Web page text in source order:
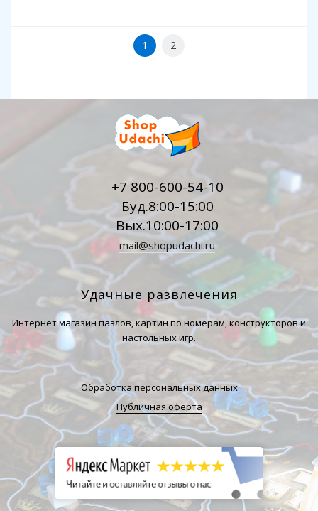
1 2
+7 800-600-54-10
Буд.8:00-15:00
Вых.10:00-17:00
mail@shopudachi.ru
Удачные развлечения
Интернет магазин пазлов, картин по номерам, конструкторов и
настольных игр.
Обработка персональных данных
Публичная оферта